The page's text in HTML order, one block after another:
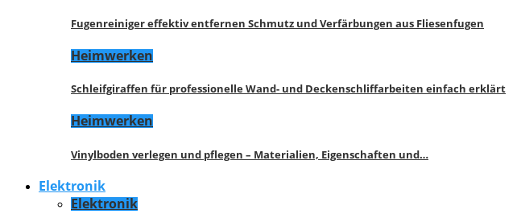
Fugenreiniger effektiv entfernen Schmutz und Verfärbungen aus Fliesenfugen
Heimwerken
Schleifgiraffen für professionelle Wand- und Deckenschliffarbeiten einfach erklärt
Heimwerken
Vinylboden verlegen und pflegen – Materialien, Eigenschaften und…
Elektronik
Elektronik